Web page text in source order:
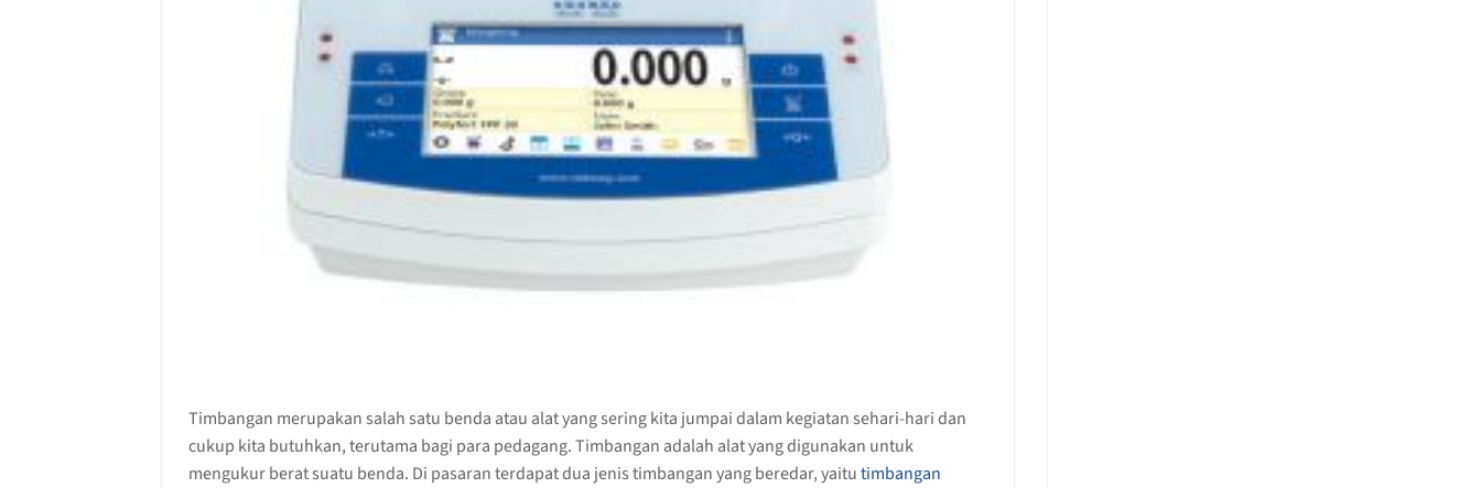
Timbangan merupakan salah satu benda atau alat yang sering kita jumpai dalam kegiatan sehari-hari dan
cukup kita butuhkan, terutama bagi para pedagang. Timbangan adalah alat yang digunakan untuk
mengukur berat suatu benda. Di pasaran terdapat dua jenis timbangan yang beredar, yaitutimbangan